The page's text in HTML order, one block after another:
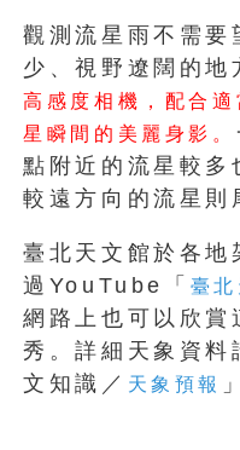
觀測流星雨不需要
少、視野遼闊的地
高感度相機，配合
星瞬間的美麗身影。
點附近的流星較多
較遠方向的流星則
臺北天文館於各地
過YouTube「 臺北
網路上也可以欣賞
秀。詳細天象資料
文知識／ 天象預報